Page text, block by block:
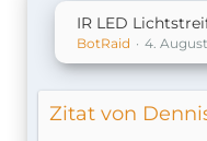
IR LED
BotRaid 4.
Zitat von